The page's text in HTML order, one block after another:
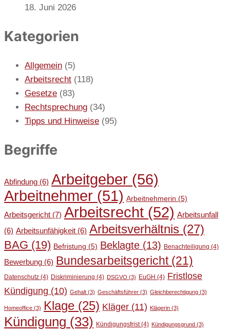
18. Juni 2026
Kategorien
Allgemein (5)
Arbeitsrecht (118)
Gesetze (83)
Rechtsprechung (34)
Tipps und Hinweise (95)
Begriffe
Abfindung (6) Arbeitgeber (56)
Arbeitnehmer (51) Arbeitnehmerin (5)
Arbeitsgericht (7) Arbeitsrecht (52) Arbeitsunfall
(6) Arbeitsunfähigkeit (6) Arbeitsverhältnis (27)
BAG (19) Befristung (5) Beklagte (13) Benachteiligung (4)
Bewerbung (6) Bundesarbeitsgericht(21)
Datenschutz (4) Diskriminierung (4) DSGVO (3) EuGH (4) Fristlose
Kündigung (10) Gehalt (3) Geschäftsführer (3) Gleichberechtigung (3)
Homeoffice (3) Klage (25) Kläger (11) Klägerin (3)
Kündigung (33) Kündigungsfrist(4) Kündigungsgrund (3)